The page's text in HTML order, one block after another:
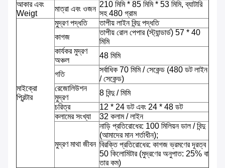
আকার এবং
Weigt
মাত্রা এবং ওজন
210 মিমি * 85 মিমি * 53 মিমি, ব্যাটারি
সহ 480 গ্রাম
মাইক্রো
প্রিন্টার
মুদ্রণ পদ্ধতি
তাপীয় লাইন বিন্দু পদ্ধতি
কাগজ
তাপীয় রোল পেপার (স্ট্যান্ডার্ড) 57 * 40
মিমি
কার্যকর মুদ্রণ
অঞ্চল
48 মিমি
গতি
সর্বাধিক 70 মিমি / সেকেন্ড (480 ডট লাইন
/ সেকেন্ড)
রেজোলিউশন
মুদ্রণ
8 বিন্দু / মিমি
চরিত্র
12 * 24 ডট এবং 24 * 48 ডট
কলামের সংখ্যা
32 কলাম / লাইন
মুদ্রণ মাথা জীবন
নাড়ি প্রতিরোধের: 100 মিলিয়ন ডাল / বিন্দু
(আমাদের মান শর্তাধীন);
বিরক্তি প্রতিরোধের: কাগজ ভ্রমণের দূরত্ব
50 কিলোমিটার (মুদ্রণের অনুপাত: 25% বা
তার কম)